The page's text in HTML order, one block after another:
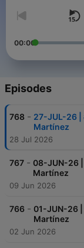
00:00
Episodes
768 - 27-JUL-26 |
Martínez
28 Jul 2026
767 - 08-JUN-26
Martínez
09 Jun 2026
766 - 01-JUN-26
Martínez
02 Jun 2026